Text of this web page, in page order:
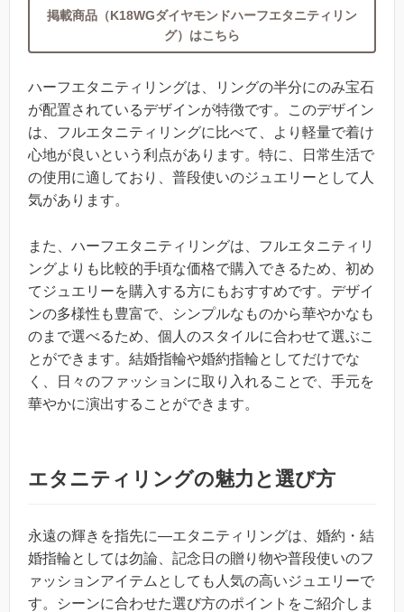
掲載商品（K18WGダイヤモンドハーフエタニティリン
グ）はこちら
ハーフエタニティリングは、リングの半分にのみ宝石
が配置されているデザインが特徴です。このデザイン
は、フルエタニティリングに比べて、より軽量で着け
心地が良いという利点があります。特に、日常生活で
の使用に適しており、普段使いのジュエリーとして人
気があります。
また、ハーフエタニティリングは、フルエタニティリ
ングよりも比較的手頃な価格で購入できるため、初め
てジュエリーを購入する方にもおすすめです。デザイ
ンの多様性も豊富で、シンプルなものから華やかなも
のまで選べるため、個人のスタイルに合わせて選ぶこ
とができます。結婚指輪や婚約指輪としてだけでな
く、日々のファッションに取り入れることで、手元を
華やかに演出することができます。
エタニティリングの魅力と選び方
永遠の輝きを指先に―エタニティリングは、婚約・結
婚指輪としては勿論、記念日の贈り物や普段使いのフ
ァッションアイテムとしても人気の高いジュエリーで
す。シーンに合わせた選び方のポイントをご紹介しま